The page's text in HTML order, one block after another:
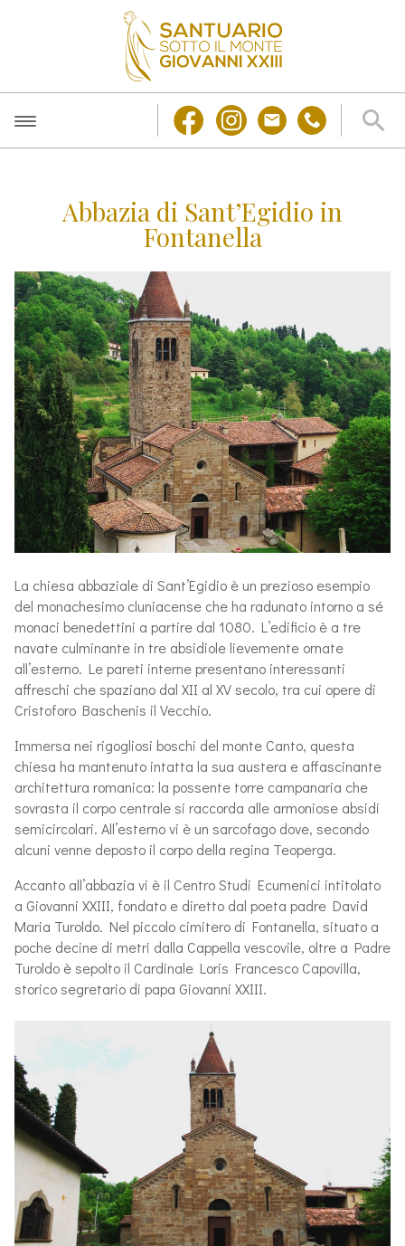
Abbazia di Sant’Egidio in
Fontanella
La chiesa abbaziale di Sant’Egidio è un prezioso esempio
del monachesimo cluniacense che ha radunato intorno a sé
monaci benedettini a partire dal 1080. L’edificio è a tre
navate culminante in tre absidiole lievemente ornate
all’esterno. Le pareti interne presentano interessanti
affreschi che spaziano dal XII al XV secolo, tra cui opere di
Cristoforo Baschenis il Vecchio.
Immersa nei rigogliosi boschi del monte Canto, questa
chiesa ha mantenuto intatta la sua austera e affascinante
architettura romanica: la possente torre campanaria che
sovrasta il corpo centrale si raccorda alle armoniose absidi
semicircolari. All’esterno vi è un sarcofago dove, secondo
alcuni venne deposto il corpo della regina Teoperga.
Accanto all’abbazia vi è il Centro Studi Ecumenici intitolato
a Giovanni XXIII, fondato e diretto dal poeta padre David
Maria Turoldo. Nel piccolo cimitero di Fontanella, situato a
poche decine di metri dalla Cappella vescovile, oltre a Padre
Turoldo è sepolto il Cardinale Loris Francesco Capovilla,
storico segretario di papa Giovanni XXIII.